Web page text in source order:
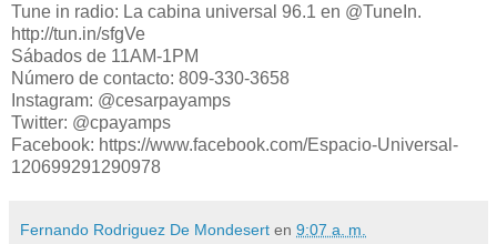
Tune in radio: La cabina universal 96.1 en @TuneIn.
http://tun.in/sfgVe
Sábados de 11AM-1PM
Número de contacto: 809-330-3658
Instagram: @cesarpayamps
Twitter: @cpayamps
Facebook: https://www.facebook.com/Espacio-Universal-
120699291290978
Fernando Rodriguez De Mondesert en 9:07 a. m.